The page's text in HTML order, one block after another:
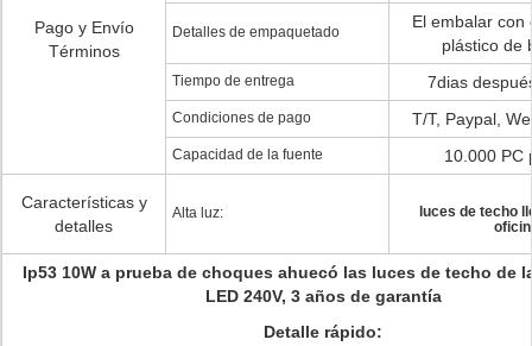
Pago y Envío
Términos
Detalles de empaquetado
El embalar con
plástico de
Tiempo de entrega 7dias
Condiciones de pago T/T, Paypal,
Capacidad de la fuente 10.000 PC
Características y
detalles
Alta luz:
luces de techo
Ip53 10W a prueba de choques ahuecó las luces de techo de
LED 240V, 3 años de garantía
Detalle rápido: